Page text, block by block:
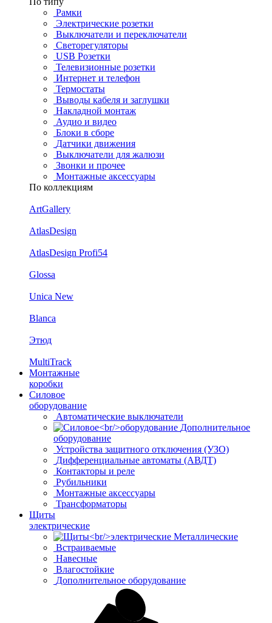
Рамки
Электрические розетки
Выключатели и переключатели
Светорегуляторы
USB Розетки
Телевизионные розетки
Интернет и телефон
Термостаты
Выводы кабеля и заглушки
Накладной монтаж
Аудио и видео
Блоки в сборе
Датчики движения
Выключатели для жалюзи
Звонки и прочее
Монтажные аксессуары
По коллекциям
ArtGallery
AtlasDesign
AtlasDesign Profi54
Glossa
Unica New
Blanca
Этюд
MultiTrack
Монтажные
коробки
Силовое
оборудование
Автоматические выключатели
Дополнительное
оборудование
Устройства защитного отключения (УЗО)
Дифференциальные автоматы (АВДТ)
Контакторы и реле
Рубильники
Монтажные аксессуары
Трансформаторы
Щиты
электрические
Металлические
Встраиваемые
Навесные
Влагостойкие
Дополнительное оборудование